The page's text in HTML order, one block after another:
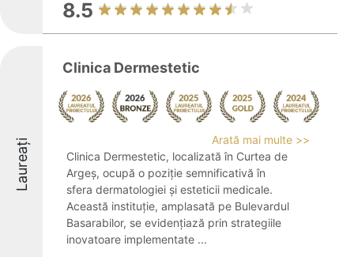
8.5
Laureați
Clinica Dermestetic
Arată mai multe >>
Clinica Dermestetic, localizată în Curtea de
Argeș, ocupă o poziție semnificativă în
sfera dermatologiei și esteticii medicale.
Această instituție, amplasată pe Bulevardul
Basarabilor, se evidențiază prin strategiile
inovatoare implementate ...